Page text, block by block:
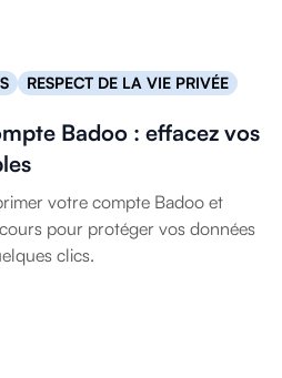
RESPECT DE LA VIE PRIVÉE
Badoo : effacez vos
votre compte Badoo et
pour protéger vos données
clics.